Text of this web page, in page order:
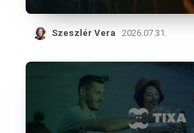
Szeszlér Vera 2026.07.31.